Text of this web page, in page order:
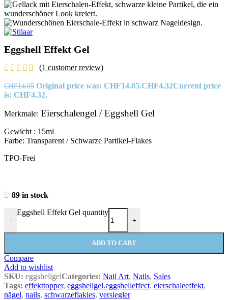
Eggshell Effekt Gel
(1 customer review)
CHF14.05 Original price was: CHF14.05.CHF4.32Current price
is: CHF4.32.
Merkmale: Eierschalengel / Eggshell Gel
Gewicht : 15ml
Farbe: Transparent / Schwarze Partikel-Flakes
TPO-Frei
89 in stock
-
Eggshell Effekt Gel quantity
+
ADD TO CART
Compare
Add to wishlist
SKU: eggshellgelCategories: Nail Art, Nails, Sales
Tags: effekttopper, eggshellgel.eggshelleffect, eierschaleeffekt,
nägel, nails, schwarzeflakies, versiegler